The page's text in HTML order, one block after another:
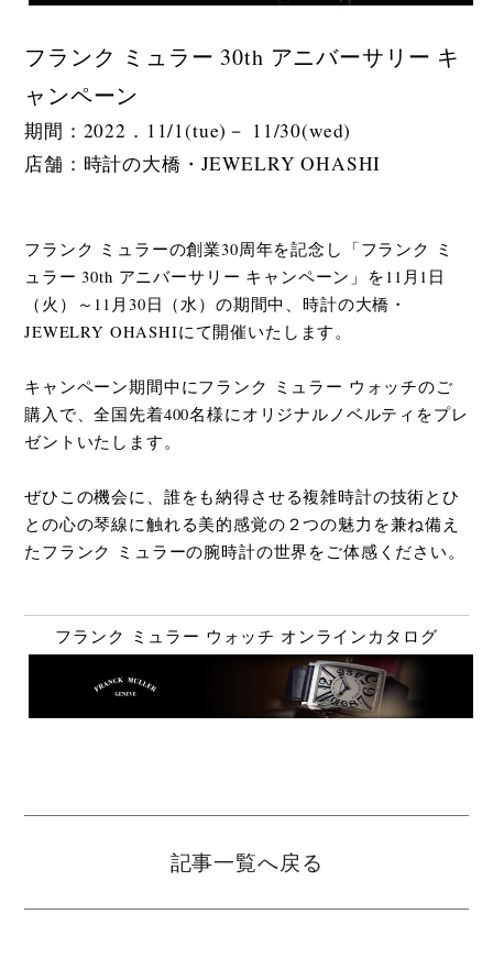
フランク ミュラー 30th アニバーサリー キ
ャンペーン
期間：2022．11/1(tue)－ 11/30(wed)
店舗：時計の大橋・JEWELRY OHASHI
フランク ミュラーの創業30周年を記念し「フランク ミ
ュラー 30th アニバーサリー キャンペーン」を11月1日
（火）～11月30日（水）の期間中、時計の大橋・
JEWELRY OHASHIにて開催いたします。
キャンペーン期間中にフランク ミュラー ウォッチのご
購入で、全国先着400名様にオリジナルノベルティをプレ
ゼントいたします。
ぜひこの機会に、誰をも納得させる複雑時計の技術とひ
との心の琴線に触れる美的感覚の２つの魅力を兼ね備え
たフランク ミュラーの腕時計の世界をご体感ください。
フランク ミュラー ウォッチ オンラインカタログ
記事一覧へ戻る